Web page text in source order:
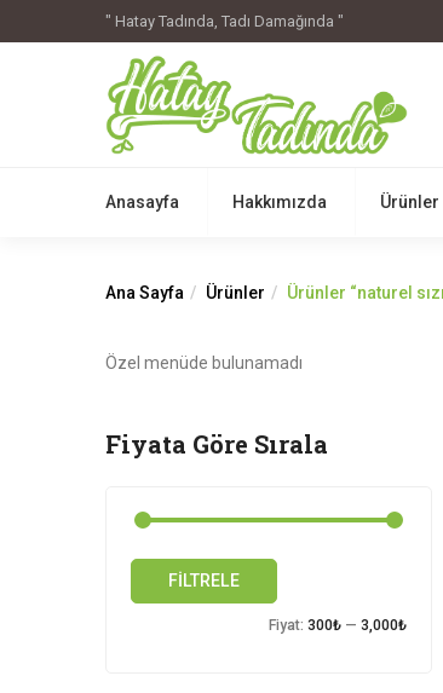
" Hatay Tadında, Tadı Damağında "
Anasayfa Hakkımızda Ürünler
Ana Sayfa Ürünler Ürünler “naturel
Özel menüde bulunamadı
Fiyata Göre Sırala
FILTRELE
Fiyat: 300₺ — 3,000₺